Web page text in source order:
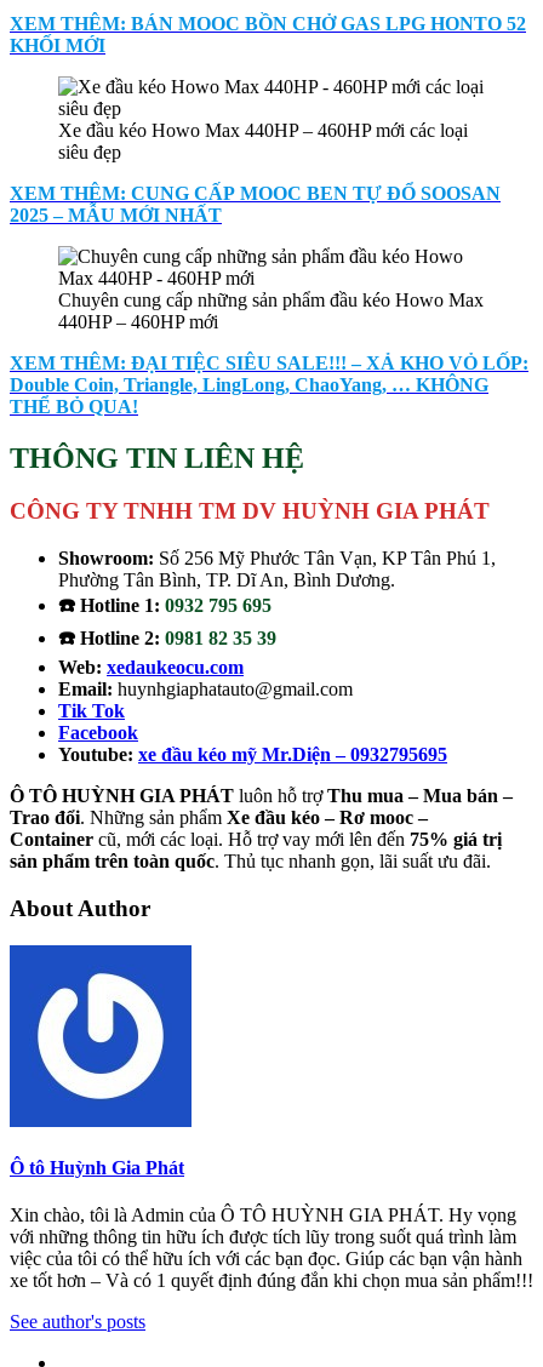
XEM THÊM: BÁN MOOC BỒN CHỞ GAS LPG HONTO 52
KHỐI MỚI
Xe đầu kéo Howo Max 440HP – 460HP mới các loại
siêu đẹp
XEM THÊM: CUNG CẤP MOOC BEN TỰ ĐỔ SOOSAN
2025 – MẪU MỚI NHẤT
Chuyên cung cấp những sản phẩm đầu kéo Howo Max
440HP – 460HP mới
XEM THÊM: ĐẠI TIỆC SIÊU SALE!!! – XẢ KHO VỎ LỐP:
Double Coin, Triangle, LingLong, ChaoYang, … KHÔNG
THỂ BỎ QUA!
THÔNG TIN LIÊN HỆ
CÔNG TY TNHH TM DV HUỲNH GIA PHÁT
Showroom: Số 256 Mỹ Phước Tân Vạn, KP Tân Phú 1,
Phường Tân Bình, TP. Dĩ An, Bình Dương.
☎️ Hotline 1: 0932 795 695
☎️ Hotline 2: 0981 82 35 39
Web: xedaukeocu.com
Email: huynhgiaphatauto@gmail.com
Tik Tok
Facebook
Youtube: xe đầu kéo mỹ Mr.Diện – 0932795695
Ô TÔ HUỲNH GIA PHÁT luôn hỗ trợThu mua – Mua bán –
Trao đổi. Những sản phẩm Xe đầu kéo – Rơ mooc –
Container cũ, mới các loại. Hỗ trợ vay mới lên đến 75% giá trị
sản phẩm trên toàn quốc. Thủ tục nhanh gọn, lãi suất ưu đãi.
About Author
Ô tô Huỳnh Gia Phát
Xin chào, tôi là Admin của Ô TÔ HUỲNH GIA PHÁT. Hy vọng
với những thông tin hữu ích được tích lũy trong suốt quá trình làm
việc của tôi có thể hữu ích với các bạn đọc. Giúp các bạn vận hành
xe tốt hơn – Và có 1 quyết định đúng đắn khi chọn mua sản phẩm!!!
See author's posts